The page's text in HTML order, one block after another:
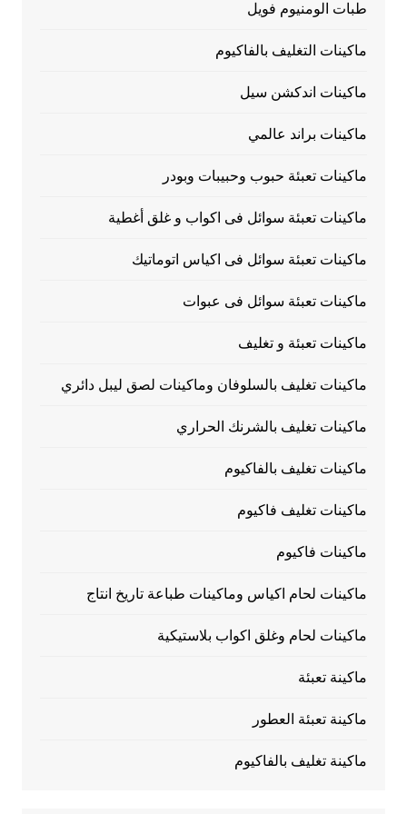
طبات الومنيوم فويل
ماكينات التغليف بالفاكيوم
ماكينات اندكشن سيل
ماكينات براند عالمي
ماكينات تعبئة حبوب وحبيبات وبودر
ماكينات تعبئة سوائل فى اكواب و غلق أغطية
ماكينات تعبئة سوائل فى اكياس اتوماتيك
ماكينات تعبئة سوائل فى عبوات
ماكينات تعبئة و تغليف
ماكينات تغليف بالسلوفان وماكينات لصق ليبل دائري
ماكينات تغليف بالشرنك الحراري
ماكينات تغليف بالفاكيوم
ماكينات تغليف فاكيوم
ماكينات فاكيوم
ماكينات لحام اكياس وماكينات طباعة تاريخ انتاج
ماكينات لحام وغلق اكواب بلاستيكية
ماكينة تعبئة
ماكينة تعبئة العطور
ماكينة تغليف بالفاكيوم